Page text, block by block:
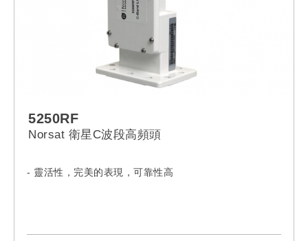
5250RF
Norsat 衛星C波段高頻頭
- 靈活性，完美的表現，可靠性高